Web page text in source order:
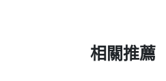
相關推薦